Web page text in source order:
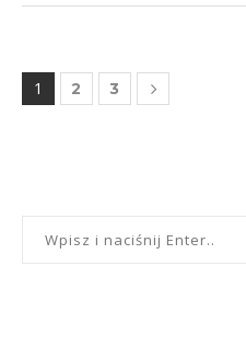
1 2 3